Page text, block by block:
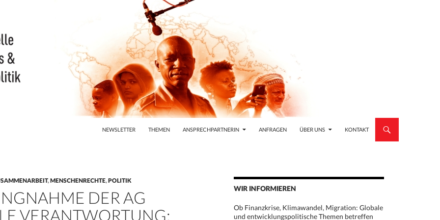
NEWSLETTER
THEMEN ANSPRECHPARTNERIN ANFRAGEN ÜBER UNS KONTAKT
,MENSCHENRECHTE,POLITIK
DER AG
VERANTWORTUNG:
WIR INFORMIEREN
Ob Finanzkrise, Klimawandel, Migration: Globale
und entwicklungspolitische Themen betreffen